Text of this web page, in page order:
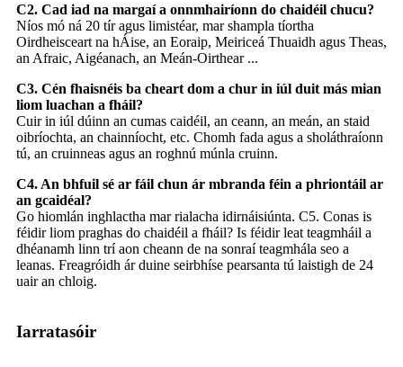
C2. Cad iad na margaí a onnmhairíonn do chaidéil chucu?
Níos mó ná 20 tír agus limistéar, mar shampla tíortha
Oirdheisceart na hÁise, an Eoraip, Meiriceá Thuaidh agus Theas,
an Afraic, Aigéanach, an Meán-Oirthear ...
C3. Cén fhaisnéis ba cheart dom a chur in iúl duit más mian
liom luachan a fháil?
Cuir in iúl dúinn an cumas caidéil, an ceann, an meán, an staid
oibríochta, an chainníocht, etc. Chomh fada agus a sholáthraíonn
tú, an cruinneas agus an roghnú múnla cruinn.
C4. An bhfuil sé ar fáil chun ár mbranda féin a phriontáil ar
an gcaidéal?
Go hiomlán inghlactha mar rialacha idirnáisiúnta. C5. Conas is
féidir liom praghas do chaidéil a fháil? Is féidir leat teagmháil a
dhéanamh linn trí aon cheann de na sonraí teagmhála seo a
leanas. Freagróidh ár duine seirbhíse pearsanta tú laistigh de 24
uair an chloig.
Iarratasóir